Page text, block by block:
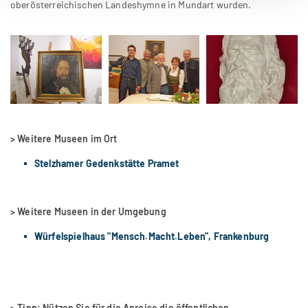
oberösterreichischen Landeshymne in Mundart wurden.
> Weitere Museen im Ort
Stelzhamer Gedenkstätte Pramet
> Weitere Museen in der Umgebung
Würfelspielhaus "Mensch.Macht.Leben", Frankenburg